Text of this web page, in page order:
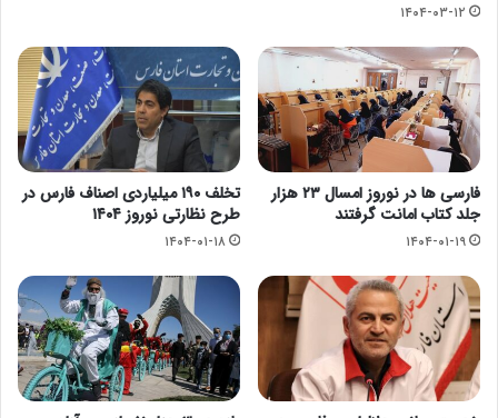
۱۴۰۴-۰۳-۱۲
فارسی ها در نوروز امسال ۲۳ هزار
جلد کتاب امانت گرفتند
۱۴۰۴-۰۱-۱۹
تخلف ۱۹۰ میلیاردی اصناف فارس در
طرح نظارتی نوروز ۱۴۰۴
۱۴۰۴-۰۱-۱۸